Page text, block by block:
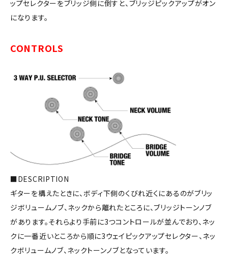
ップセレクターをブリッジ側に倒すと、ブリッジピックアップがオン
になります。
CONTROLS
■DESCRIPTION
ギターを構えたときに、ボディ下側のくびれ近くにあるのがブリッ
ジボリュームノブ、ネックから離れたところに、ブリッジトーンノブ
があります。それらより手前に3つコントロールが並んでおり、ネッ
クに一番近いところから順に3ウェイピックアップセレクター、ネッ
クボリュームノブ、ネックトーンノブとなっています。